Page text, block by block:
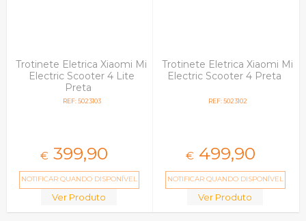
Trotinete Eletrica Xiaomi Mi
Electric Scooter 4 Lite
Preta
REF: 5023103
€ 399,90
NOTIFICAR QUANDO DISPONÍVEL
Ver Produto
Trotinete Eletrica Xiaomi Mi
Electric Scooter 4 Preta
REF: 5023102
€ 499,90
NOTIFICAR QUANDO DISPONÍVEL
Ver Produto